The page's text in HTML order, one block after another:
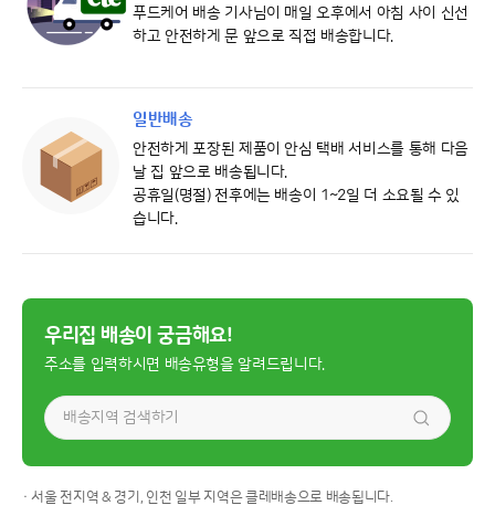
푸드케어 배송 기사님이 매일 오후에서 아침 사이 신선
하고 안전하게 문 앞으로 직접 배송합니다.
일반배송
안전하게 포장된 제품이 안심 택배 서비스를 통해 다음
날 집 앞으로 배송됩니다.
공휴일(명절) 전후에는 배송이 1~2일 더 소요될 수 있
습니다.
우리집 배송이 궁금해요!
주소를 입력하시면 배송유형을 알려드립니다.
· 서울 전지역 & 경기, 인천 일부 지역은 클레배송으로 배송됩니다.